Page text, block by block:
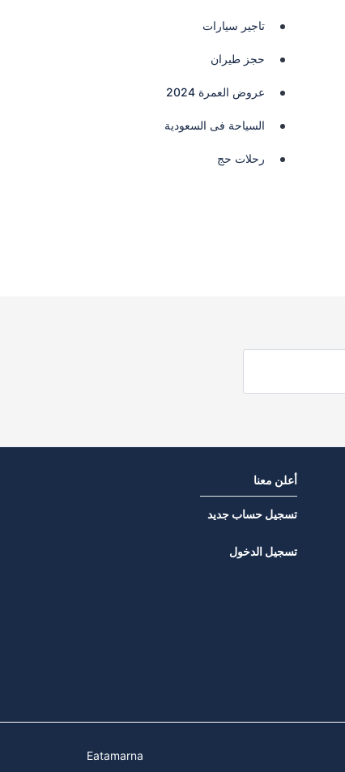
تاجير سيارات
حجز طيران
عروض العمرة 2024
السياحة فى السعودية
رحلات حج
أعلن معنا
تسجيل حساب جديد
تسجيل الدخول
Eatamarna